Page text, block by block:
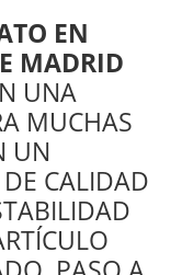
EN
MADRID
UNA
MUCHAS
UN
CALIDAD